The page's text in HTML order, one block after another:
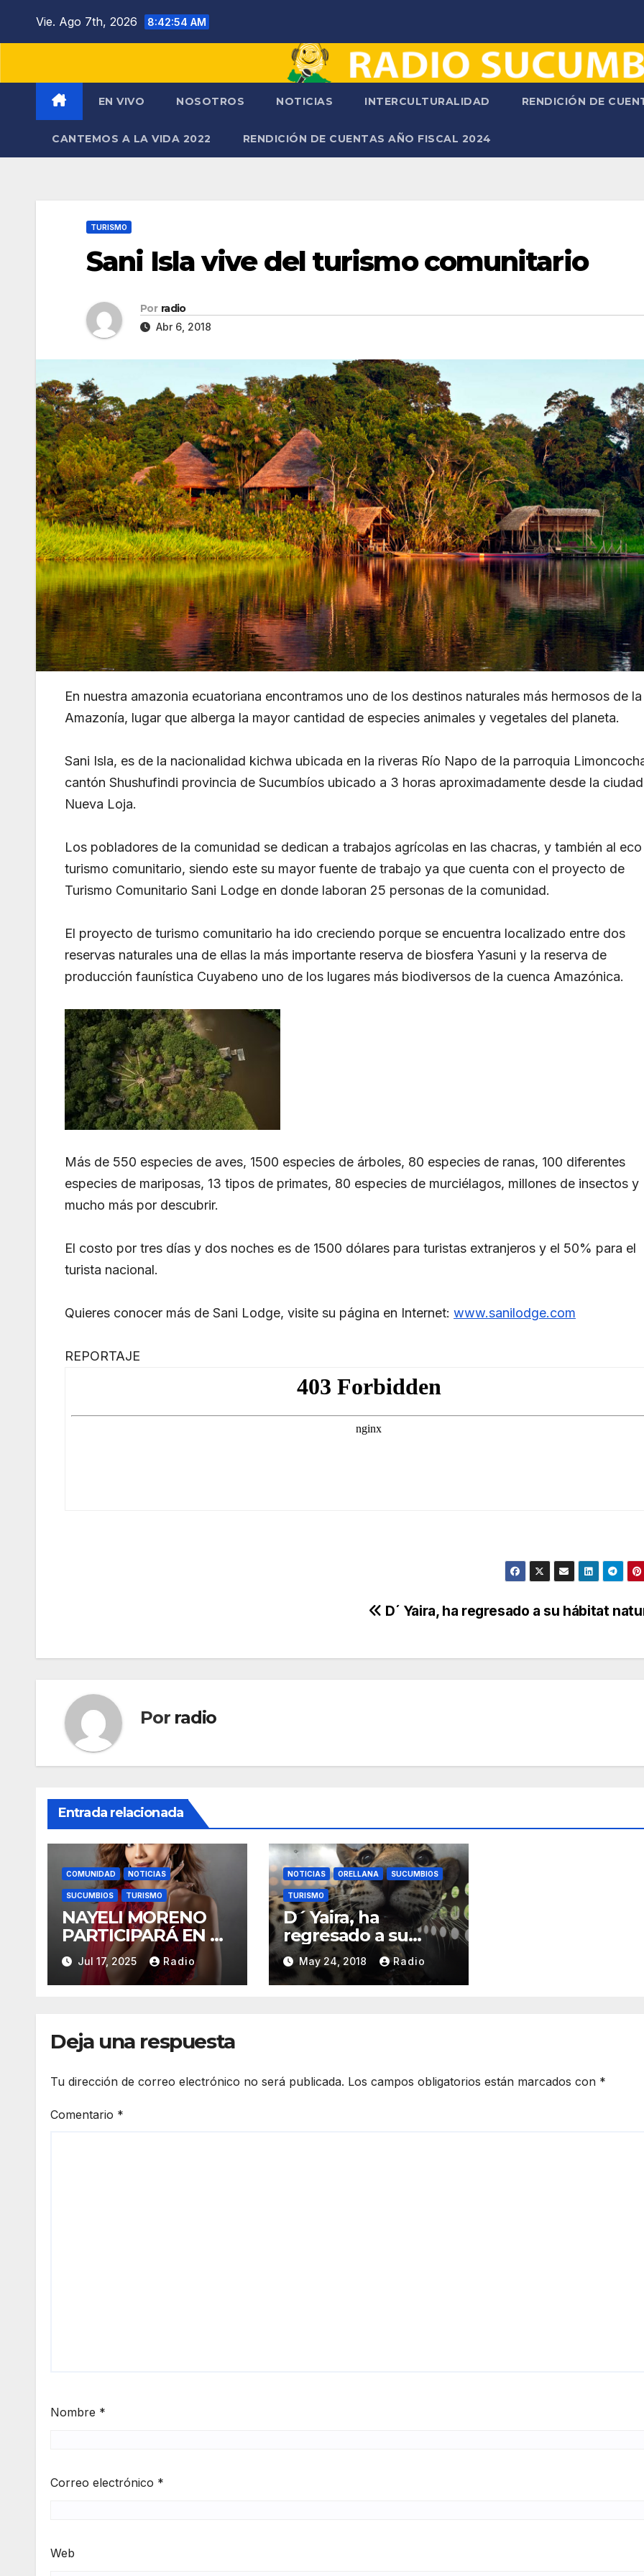
Vie. Ago 7th, 2026 8:42:55 AM
EN VIVO NOSOTROS NOTICIAS INTERCULTURALIDAD RENDICIÓN DE
CANTEMOS A LA VIDA 2022 RENDICIÓN DE CUENTAS AÑO FISCAL 2024
TURISMO
Sani Isla vive del turismo comunitario
Por radio
Abr 6, 2018
En nuestra amazonia ecuatoriana encontramos uno de los destinos naturales más hermosos de la
Amazonía, lugar que alberga la mayor cantidad de especies animales y vegetales del planeta.
Sani Isla, es de la nacionalidad kichwa ubicada en la riveras Río Napo de la parroquia
cantón Shushufindi provincia de Sucumbíos ubicado a 3 horas aproximadamente desde la
Nueva Loja.
Los pobladores de la comunidad se dedican a trabajos agrícolas en las chacras, y también al eco
turismo comunitario, siendo este su mayor fuente de trabajo ya que cuenta con el proyecto de
Turismo Comunitario Sani Lodge en donde laboran 25 personas de la comunidad.
El proyecto de turismo comunitario ha ido creciendo porque se encuentra localizado entre dos
reservas naturales una de ellas la más importante reserva de biosfera Yasuni y la reserva de
producción faunística Cuyabeno uno de los lugares más biodiversos de la cuenca Amazónica.
Más de 550 especies de aves, 1500 especies de árboles, 80 especies de ranas, 100 diferentes
especies de mariposas, 13 tipos de primates, 80 especies de murciélagos, millones de insectos y
mucho más por descubrir.
El costo por tres días y dos noches es de 1500 dólares para turistas extranjeros y el 50% para el
turista nacional.
Quieres conocer más de Sani Lodge, visite su página en Internet: www.sanilodge.com
REPORTAJE
D´ Yaira, ha regresado a su hábitat
Por radio
Entrada relacionada
COMUNIDAD NOTICIAS
SUCUMBIOS TURISMO
NAYELI MORENO
PARTICIPARÁ EN EL
REINADO
NACIONAL DEL
CAFÉ LA TOQUILLA
DE SUCUMBÍOS
Jul 17, 2025 Radio
NOTICIAS ORELLANA SUCUMBIOS
TURISMO
D´ Yaira, ha
regresado a su
hábitat natural
May 24, 2018 Radio
Deja una respuesta
Tu dirección de correo electrónico no será publicada. Los campos obligatorios están marcados con *
Comentario *
Nombre *
Correo electrónico *
Web